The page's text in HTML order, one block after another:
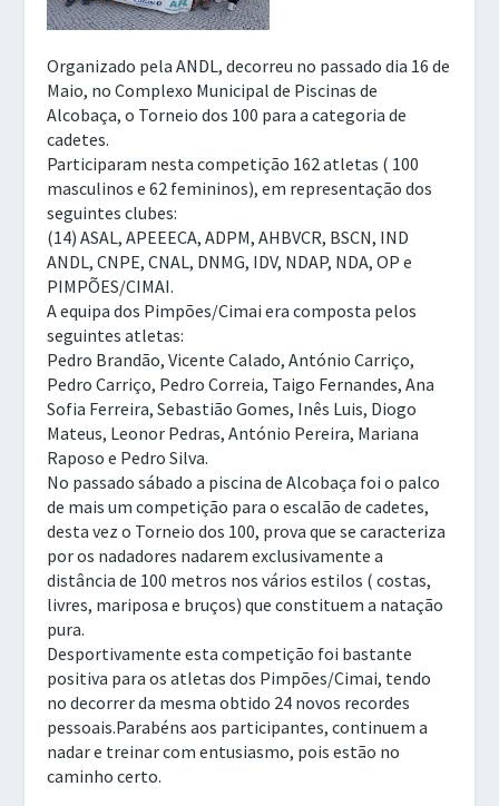
Organizado pela ANDL, decorreu no passado dia 16 de
Maio, no Complexo Municipal de Piscinas de
Alcobaça, o Torneio dos 100 para a categoria de
cadetes.
Participaram nesta competição 162 atletas ( 100
masculinos e 62 femininos), em representação dos
seguintes clubes:
(14) ASAL, APEEECA, ADPM, AHBVCR, BSCN, IND
ANDL, CNPE, CNAL, DNMG, IDV, NDAP, NDA, OP e
PIMPÕES/CIMAI.
A equipa dos Pimpões/Cimai era composta pelos
seguintes atletas:
Pedro Brandão, Vicente Calado, António Carriço,
Pedro Carriço, Pedro Correia, Taigo Fernandes, Ana
Sofia Ferreira, Sebastião Gomes, Inês Luis, Diogo
Mateus, Leonor Pedras, António Pereira, Mariana
Raposo e Pedro Silva.
No passado sábado a piscina de Alcobaça foi o palco
de mais um competição para o escalão de cadetes,
desta vez o Torneio dos 100, prova que se caracteriza
por os nadadores nadarem exclusivamente a
distância de 100 metros nos vários estilos ( costas,
livres, mariposa e bruços) que constituem a natação
pura.
Desportivamente esta competição foi bastante
positiva para os atletas dos Pimpões/Cimai, tendo
no decorrer da mesma obtido 24 novos recordes
pessoais.Parabéns aos participantes, continuem a
nadar e treinar com entusiasmo, pois estão no
caminho certo.